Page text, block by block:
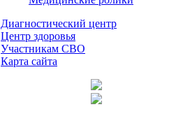
Диагностический центр
Центр здоровья
Участникам СВО
Карта сайта